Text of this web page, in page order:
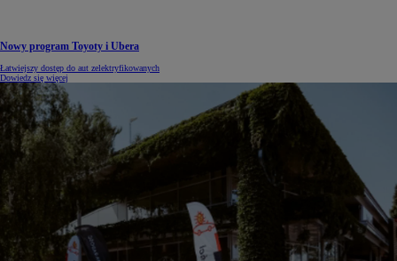
Nowy program Toyoty i Ubera
Łatwiejszy dostęp do aut zelektryfikowanych
Dowiedz się więcej